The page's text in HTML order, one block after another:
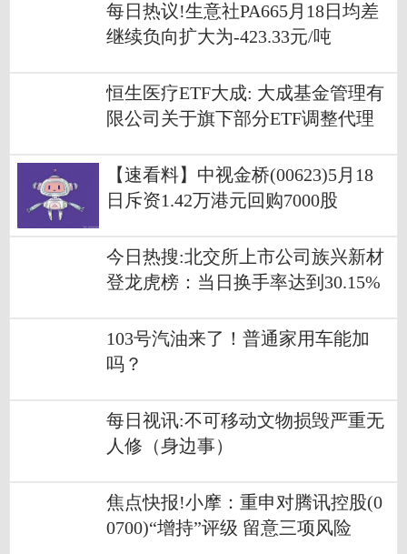
每日热议!生意社PA665月18日均差
继续负向扩大为-423.33元/吨
恒生医疗ETF大成: 大成基金管理有
限公司关于旗下部分ETF调整代理
说明书的公告
【速看料】中视金桥(00623)5月18
日斥资1.42万港元回购7000股
今日热搜:北交所上市公司族兴新材
登龙虎榜：当日换手率达到30.15%
103号汽油来了！普通家用车能加
吗？
每日视讯:不可移动文物损毁严重无
人修（身边事）
焦点快报!小摩：重申对腾讯控股(0
0700)“增持”评级 留意三项风险